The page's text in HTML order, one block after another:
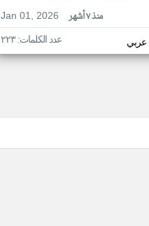
Jan 01, 2026
منذ ٧ أشهر
عربي عدد الكلمات: ٢٢٣